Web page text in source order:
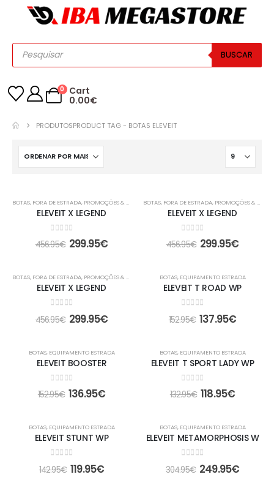
BUSCAR
0
Cart
0.00€
PRODUTOSPRODUCT TAG - BOTAS ELEVEIT
BOTAS, FORA DE ESTRADA, PROMOÇÕES & OFERTAS
ELEVEIT X LEGEND
0 out of 5
456.95€ 299.95€
BOTAS, FORA DE ESTRADA, PROMOÇÕES & OFERTAS
ELEVEIT X LEGEND
0 out of 5
456.95€ 299.95€
BOTAS, FORA DE ESTRADA, PROMOÇÕES & OFERTAS
ELEVEIT X LEGEND
out of 5
456.95€ 299.95€
BOTAS, EQUIPAMENTO ESTRADA
ELEVEIT T ROAD WP
out of 5
152.95€ 137.95€
BOTAS, EQUIPAMENTO ESTRADA
ELEVEIT BOOSTER
out of 5
152.95€ 136.95€
BOTAS, EQUIPAMENTO ESTRADA
ELEVEIT T SPORT LADY WP
out of 5
132.95€ 118.95€
BOTAS, EQUIPAMENTO ESTRADA
ELEVEIT STUNT WP
out of 5
142.95€ 119.95€
BOTAS, EQUIPAMENTO ESTRADA
ELEVEIT METAMORPHOSIS W
out of 5
304.95€ 249.95€